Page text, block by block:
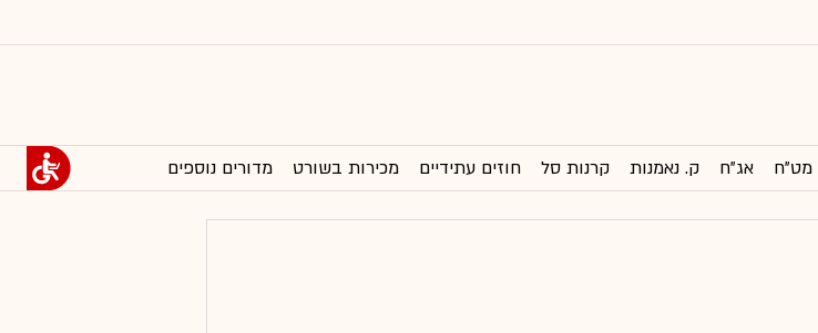
מט"ח אג"ח ק. נאמנות קרנות סל חוזים עתידיים מכירות בשורט מדורים נוספים